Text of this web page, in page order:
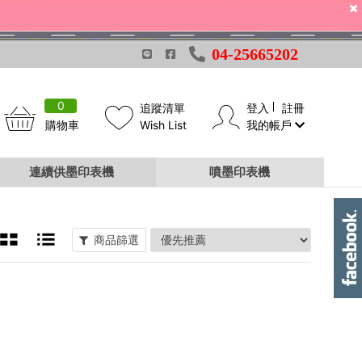
04-25665202
0
購物車
追蹤清單
Wish List
登入
註冊
我的帳戶
連續供墨印表機 噴墨印表機
商品篩選